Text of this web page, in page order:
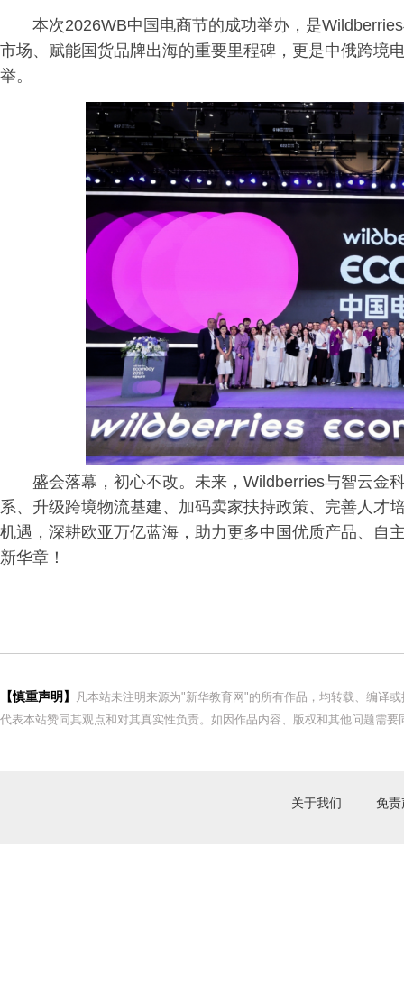
本次2026WB中国电商节的成功举办，是
市场、赋能国货品牌出海的重要里程碑，更是中俄跨境
举。
盛会落幕，初心不改。未来，Wildberries与智云金
系、升级跨境物流基建、加码卖家扶持政策、完善人才
机遇，深耕欧亚万亿蓝海，助力更多中国优质产品、自
新华章！
【慎重声明】
凡本站未注明来源为"新华教育网"的所有作品，均转载、编译
代表本站赞同其观点和对其真实性负责。如因作品内容、版权和其他问题需
关于我们 免责